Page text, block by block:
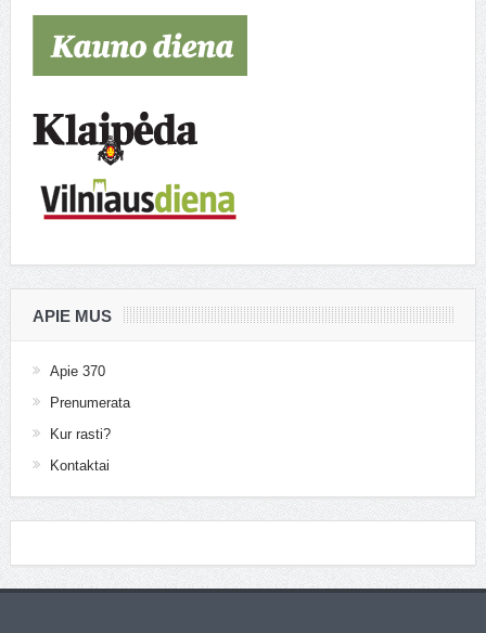
APIE MUS
Apie 370
Prenumerata
Kur rasti?
Kontaktai